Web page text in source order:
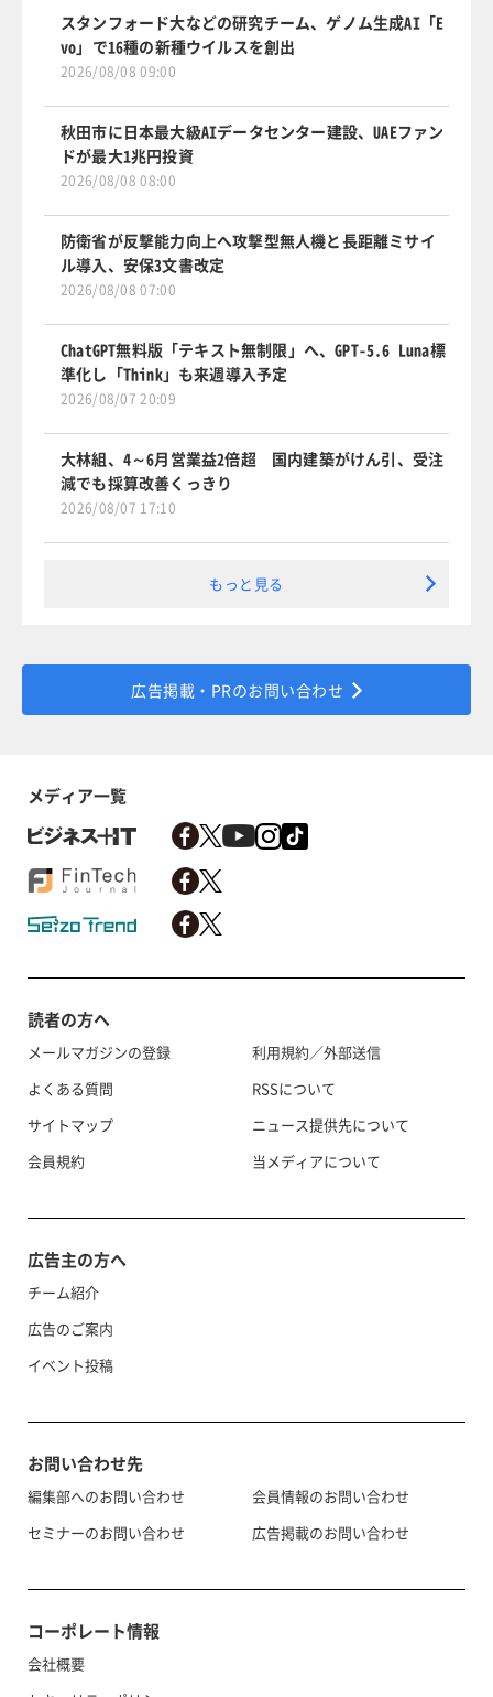
スタンフォード大などの研究チーム、ゲノム生成AI「E
vo」で16種の新種ウイルスを創出
2026/08/08 09:00
秋田市に日本最大級AIデータセンター建設、UAEファン
ドが最大1兆円投資
2026/08/08 08:00
防衛省が反撃能力向上へ攻撃型無人機と長距離ミサイ
ル導入、安保3文書改定
2026/08/08 07:00
ChatGPT無料版「テキスト無制限」へ、GPT-5.6 Luna標
準化し「Think」も来週導入予定
2026/08/07 20:09
大林組、4～6月営業益2倍超 国内建築がけん引、受注
減でも採算改善くっきり
2026/08/07 17:10
もっと見る
広告掲載・PRのお問い合わせ
メディア一覧
読者の方へ
メールマガジンの登録
よくある質問
サイトマップ
会員規約
利用規約／外部送信
RSSについて
ニュース提供先について
当メディアについて
広告主の方へ
チーム紹介
広告のご案内
イベント投稿
お問い合わせ先
編集部へのお問い合わせ
セミナーのお問い合わせ
会員情報のお問い合わせ
広告掲載のお問い合わせ
コーポレート情報
会社概要